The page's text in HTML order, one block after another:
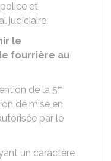
et
judiciaire.
le
fourrière au
de la 5e
de mise en
par le
un caractère